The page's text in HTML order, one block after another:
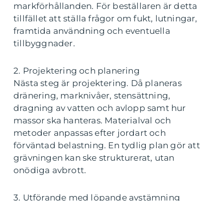
markförhållanden. För beställaren är detta
tillfället att ställa frågor om fukt, lutningar,
framtida användning och eventuella
tillbyggnader.
2. Projektering och planering
Nästa steg är projektering. Då planeras
dränering, marknivåer, stensättning,
dragning av vatten och avlopp samt hur
massor ska hanteras. Materialval och
metoder anpassas efter jordart och
förväntad belastning. En tydlig plan gör att
grävningen kan ske strukturerat, utan
onödiga avbrott.
3. Utförande med löpande avstämning